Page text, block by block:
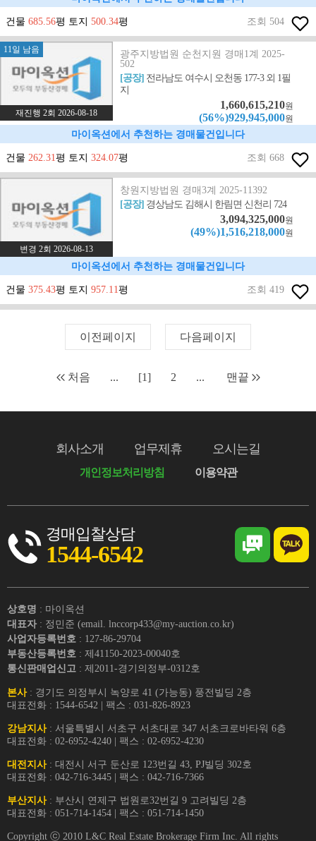
건물 685.56평 토지 500.34평 조회 504
11일 남음
재진행 2회 2026-08-18
광주지방법원 순천지원 경매1계 2025-
502
[공장] 전라남도 여수시 오천동 177-3 외 1필
지
1,660,615,210원
(56%)929,945,000원
마이옥션에서 추천하는 경매물건입니다
건물 262.31평 토지 324.07평 조회 668
변경 2회 2026-08-13
창원지방법원 경매3계 2025-11392
[공장] 경상남도 김해시 한림면 신천리 724
3,094,325,000원
(49%)1,516,218,000원
마이옥션에서 추천하는 경매물건입니다
건물 375.43평 토지 957.11평 조회 419
이전페이지 다음페이지
처음 ... [1] 2 ... 맨끝
회사소개 업무제휴 오시는길
개인정보처리방침 이용약관
경매입찰상담
1544-6542
상호명 : 마이옥션
대표자 : 정민준 (email. lnccorp433@my-auction.co.kr)
사업자등록번호 : 127-86-29704
부동산등록번호 : 제41150-2023-00040호
통신판매업신고 : 제2011-경기의정부-0312호
본사: 경기도 의정부시 녹양로 41 (가능동) 풍전빌딩 2층
대표전화 : 1544-6542 | 팩스 : 031-826-8923
강남지사: 서울특별시 서초구 서초대로 347 서초크로바타워 6층
대표전화 : 02-6952-4240 | 팩스 : 02-6952-4230
대전지사: 대전시 서구 둔산로 123번길 43, PJ빌딩 302호
대표전화 : 042-716-3445 | 팩스 : 042-716-7366
부산지사: 부산시 연제구 법원로32번길 9 고려빌딩 2층
대표전화 : 051-714-1454 | 팩스 : 051-714-1450
Copyright ⓒ 2010 L&C Real Estate Brokerage Firm Inc. All rights